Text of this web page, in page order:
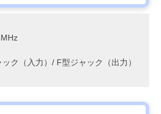
ック（入力）/ F型ジャック（出力）